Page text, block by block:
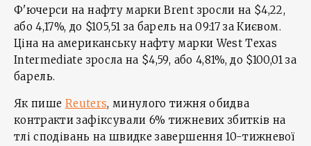
Ф'ючерси на нафту марки Brent зросли на $4,22,
або 4,17%, до $105,51 за барель на 09:17 за Києвом.
Ціна на американську нафту марки West Texas
Intermediate зросла на $4,59, або 4,81%, до $100,01 за
барель.
Як пише Reuters, минулого тижня обидва
контракти зафіксували 6% тижневих збитків на
тлі сподівань на швидке завершення 10-тижневої